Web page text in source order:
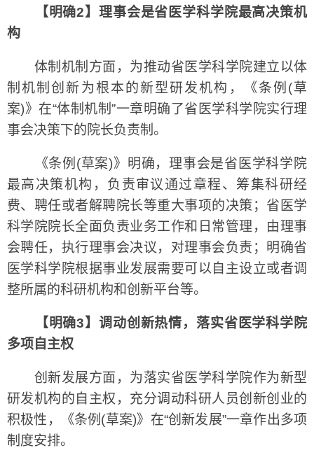
【明确2】理事会是省医学科学院最高决策机
构
体制机制方面，为推动省医学科学院建立以体
制机制创新为根本的新型研发机构，《条例(草
案)》在“体制机制”一章明确了省医学科学院实行理
事会决策下的院长负责制。
《条例(草案)》明确，理事会是省医学科学院
最高决策机构，负责审议通过章程、筹集科研经
费、聘任或者解聘院长等重大事项的决策；省医学
科学院院长全面负责业务工作和日常管理，由理事
会聘任，执行理事会决议，对理事会负责；明确省
医学科学院根据事业发展需要可以自主设立或者调
整所属的科研机构和创新平台等。
【明确3】调动创新热情，落实省医学科学院
多项自主权
创新发展方面，为落实省医学科学院作为新型
研发机构的自主权，充分调动科研人员创新创业的
积极性，《条例(草案)》在“创新发展”一章作出多项
制度安排。